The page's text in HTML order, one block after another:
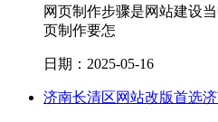
网页制作步骤是网站建设
页制作要怎
日期：2025-05-16
济南长清区网站改版首选